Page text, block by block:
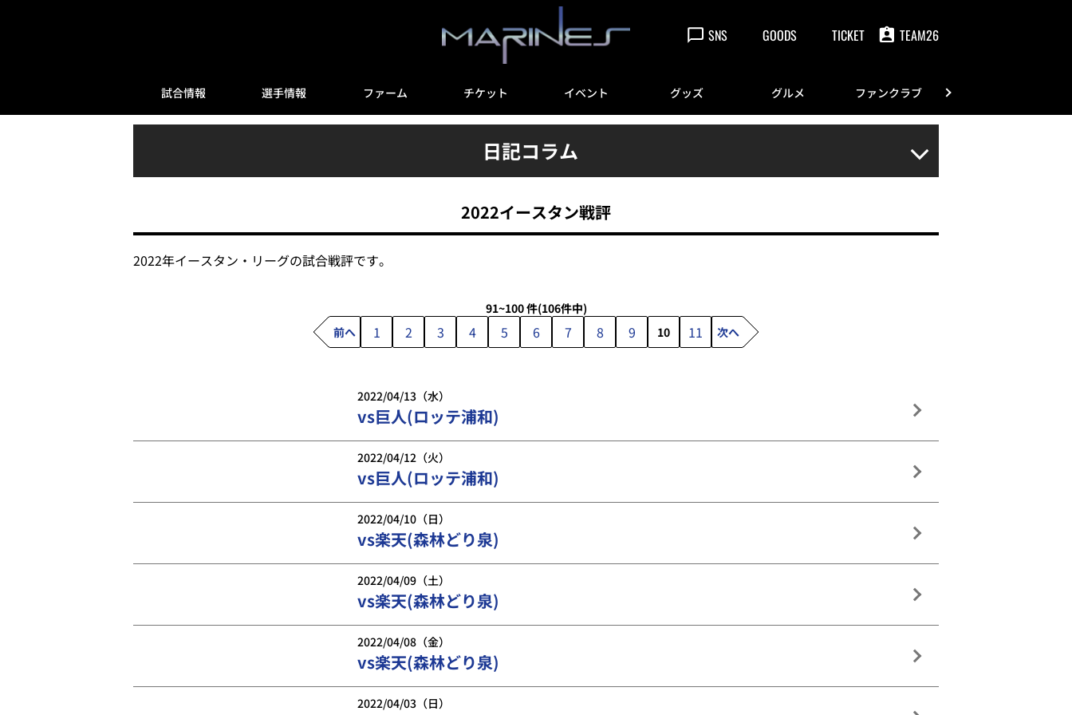
SNS GOODS TICKET TEAM26
試合情報 選手情報 ファーム チケット イベント グッズ グルメ ファンクラブ
日記コラム
2022イースタン戦評
2022年イースタン・リーグの試合戦評です。
91~100 件(106件中)
前へ
1 2 3 4 5 6 7 8 9 10 11 次へ
2022/04/13（水）
vs巨人(ロッテ浦和)
2022/04/12（火）
vs巨人(ロッテ浦和)
2022/04/10（日）
vs楽天(森林どり泉)
2022/04/09（土）
vs楽天(森林どり泉)
2022/04/08（金）
vs楽天(森林どり泉)
2022/04/03（日）